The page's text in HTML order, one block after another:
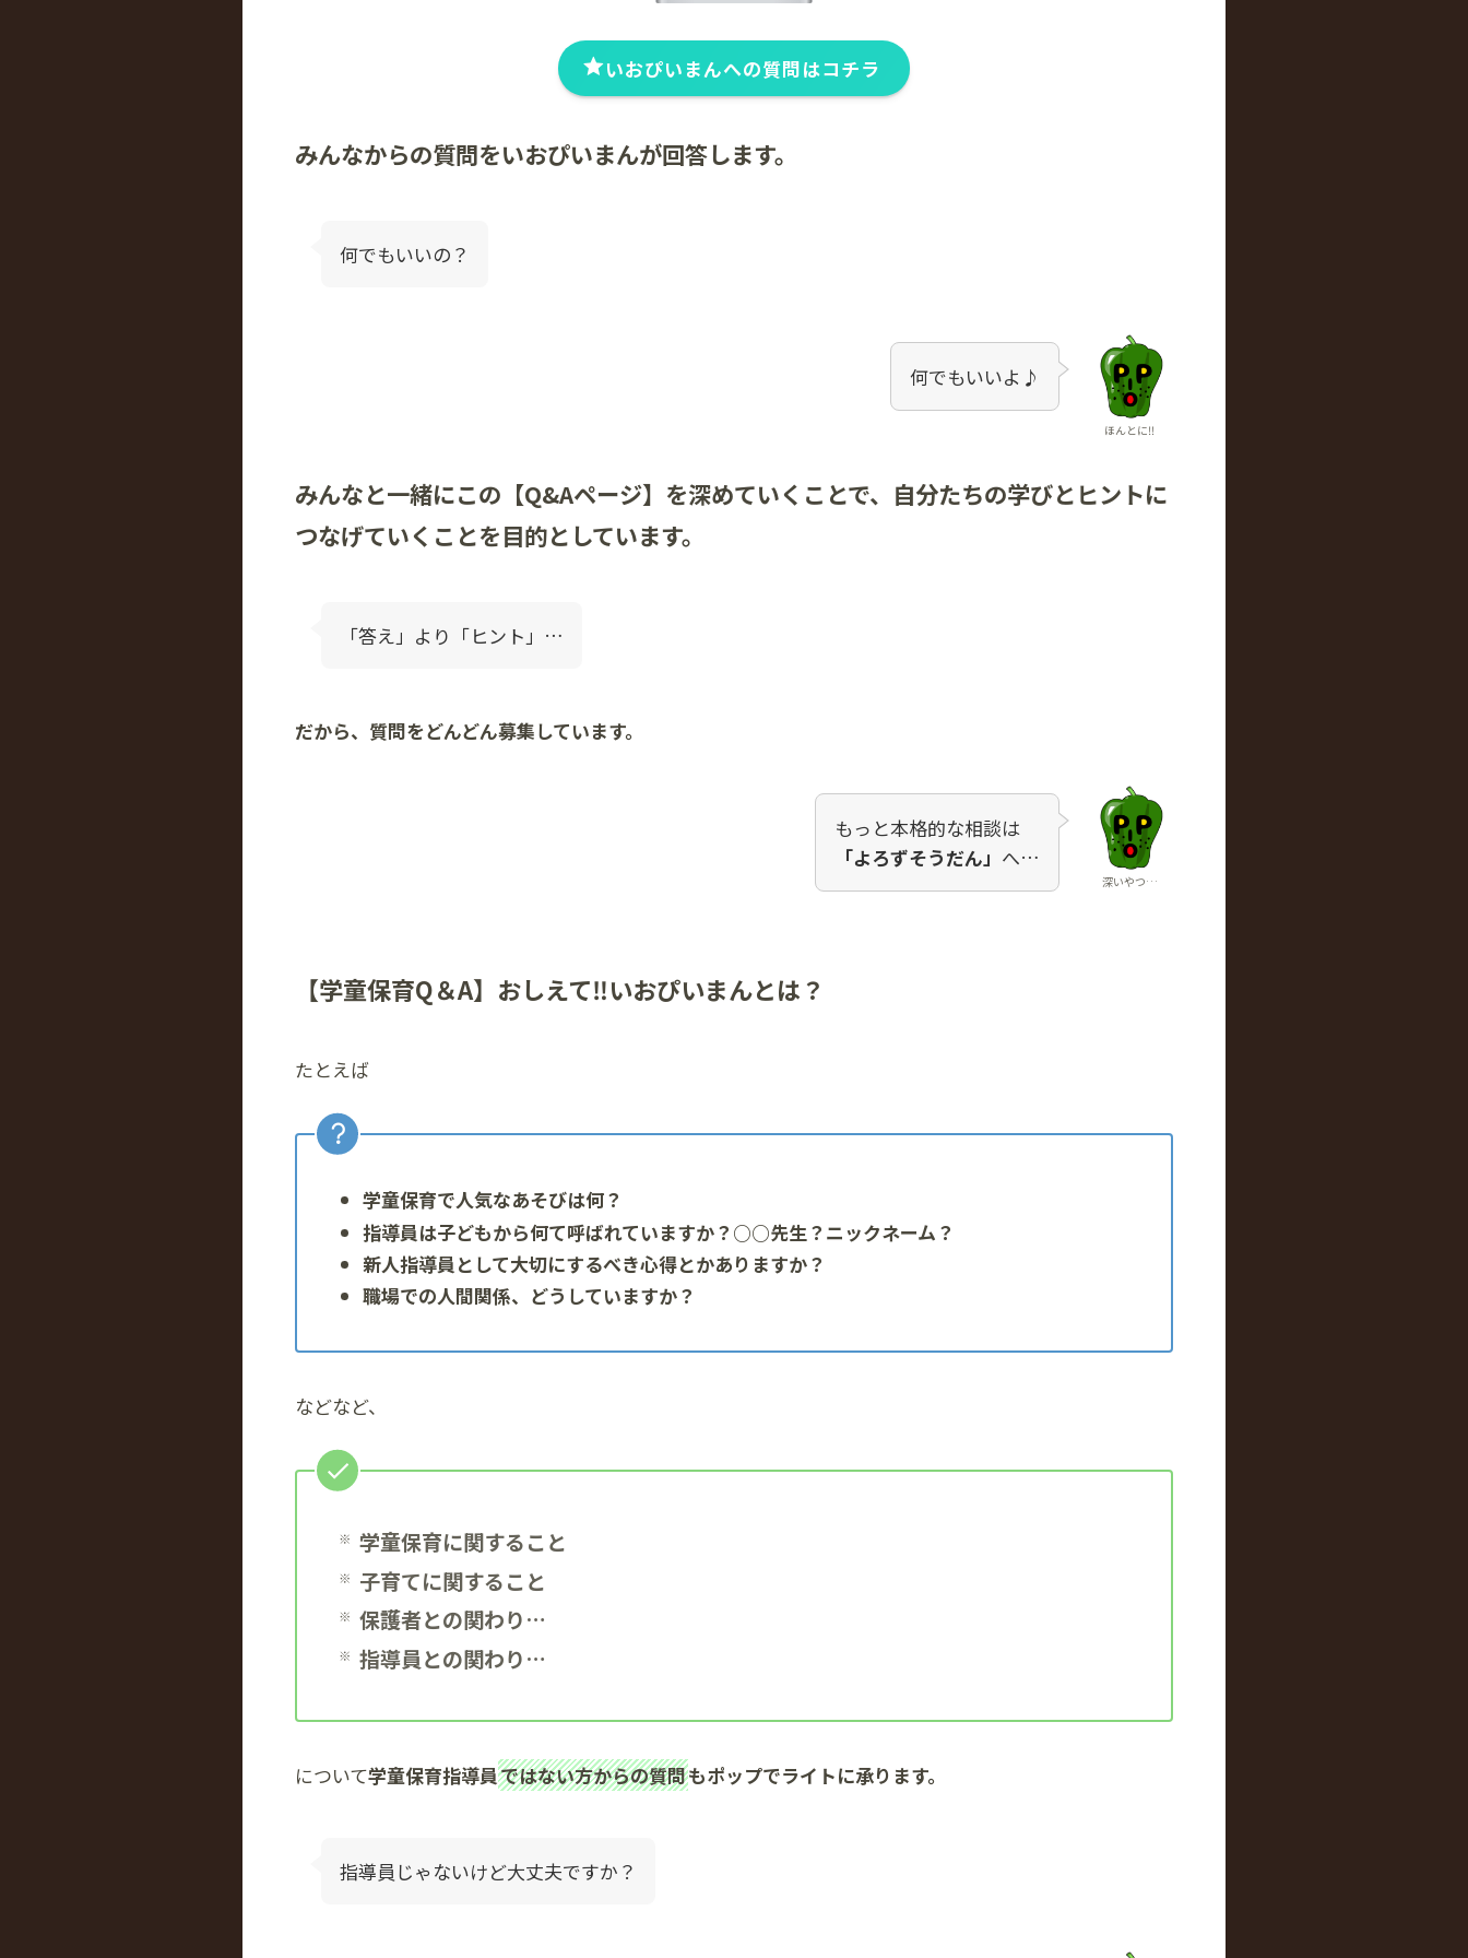
いおぴいまんへの質問はコチラ
みんなからの質問をいおぴいまんが回答します。
何でもいいの？
ほんとに‼
何でもいいよ♪
みんなと一緒にこの【Q&Aページ】を深めていくことで、自分たちの学びとヒントに
つなげていくことを目的としています。
「答え」より「ヒント」…
だから、質問をどんどん募集しています。
深いやつ…
もっと本格的な相談は
「よろずそうだん」 へ…
【学童保育Q＆A】おしえて‼いおぴいまんとは？
たとえば
学童保育で人気なあそびは何？
指導員は子どもから何て呼ばれていますか？○○先生？ニックネーム？
新人指導員として大切にするべき心得とかありますか？
職場での人間関係、どうしていますか？
などなど、
学童保育に関すること
子育てに関すること
保護者との関わり…
指導員との関わり…
について学童保育指導員ではない方からの質問もポップでライトに承ります。
指導員じゃないけど大丈夫ですか？